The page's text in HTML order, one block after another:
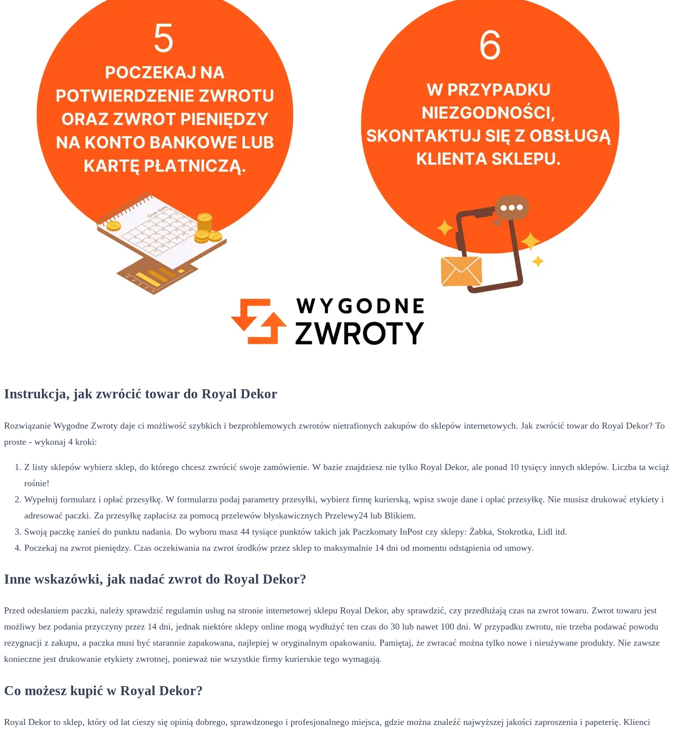
Instrukcja, jak zwrócić towar do Royal Dekor
Rozwiązanie Wygodne Zwroty daje ci możliwość szybkich i bezproblemowych zwrotów nietrafionych zakupów do sklepów internetowych. Jak zwrócić towar do Royal Dekor? To
proste - wykonaj 4 kroki:
Z listy sklepów wybierz sklep, do którego chcesz zwrócić swoje zamówienie. W bazie znajdziesz nie tylko Royal Dekor, ale ponad 10 tysięcy innych sklepów. Liczba ta wciąż
rośnie!
Wypełnij formularz i opłać przesyłkę. W formularzu podaj parametry przesyłki, wybierz firmę kurierską, wpisz swoje dane i opłać przesyłkę. Nie musisz drukować etykiety i
adresować paczki. Za przesyłkę zapłacisz za pomocą przelewów błyskawicznych Przelewy24 lub Blikiem.
Swoją paczkę zanieś do punktu nadania. Do wyboru masz 44 tysiące punktów takich jak Paczkomaty InPost czy sklepy: Żabka, Stokrotka, Lidl itd.
Poczekaj na zwrot pieniędzy. Czas oczekiwania na zwrot środków przez sklep to maksymalnie 14 dni od momentu odstąpienia od umowy.
Inne wskazówki, jak nadać zwrot do Royal Dekor?
Przed odesłaniem paczki, należy sprawdzić regulamin usług na stronie internetowej sklepu Royal Dekor, aby sprawdzić, czy przedłużają czas na zwrot towaru. Zwrot towaru jest
możliwy bez podania przyczyny przez 14 dni, jednak niektóre sklepy online mogą wydłużyć ten czas do 30 lub nawet 100 dni. W przypadku zwrotu, nie trzeba podawać powodu
rezygnacji z zakupu, a paczka musi być starannie zapakowana, najlepiej w oryginalnym opakowaniu. Pamiętaj, że zwracać można tylko nowe i nieużywane produkty. Nie zawsze
konieczne jest drukowanie etykiety zwrotnej, ponieważ nie wszystkie firmy kurierskie tego wymagają.
Co możesz kupić w Royal Dekor?
Royal Dekor to sklep, który od lat cieszy się opinią dobrego, sprawdzonego i profesjonalnego miejsca, gdzie można znaleźć najwyższej jakości zaproszenia i papeterię. Klienci